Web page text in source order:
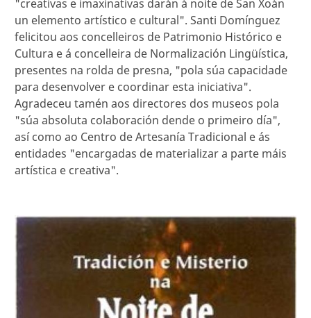
"creativas e imaxinativas darán á noite de San Xoán
un elemento artístico e cultural". Santi Domínguez
felicitou aos concelleiros de Patrimonio Histórico e
Cultura e á concelleira de Normalización Lingüística,
presentes na rolda de presna, "pola súa capacidade
para desenvolver e coordinar esta iniciativa".
Agradeceu tamén aos directores dos museos pola
"súa absoluta colaboración dende o primeiro día",
así como ao Centro de Artesanía Tradicional e ás
entidades "encargadas de materializar a parte máis
artística e creativa".